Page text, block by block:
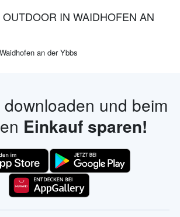
IN WAIDHOFEN AN
an der Ybbs
und beim
Einkauf sparen!